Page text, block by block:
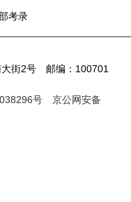
考录
大街2号 邮编：100701
号
京公网安备